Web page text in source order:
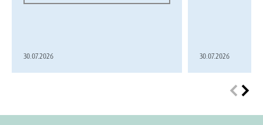
30.07.2026 30.07.2026